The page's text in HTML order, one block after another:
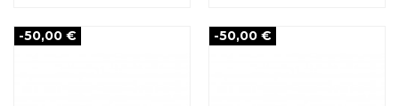
-50,00 € -50,00 €